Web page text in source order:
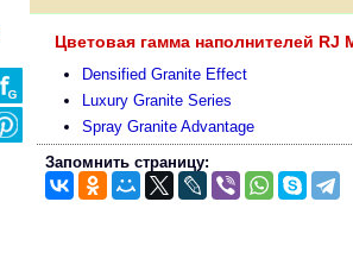
Цветовая гамма наполнителей RJ
Densified Granite Effect
Luxury Granite Series
Spray Granite Advantage
Запомнить страницу: